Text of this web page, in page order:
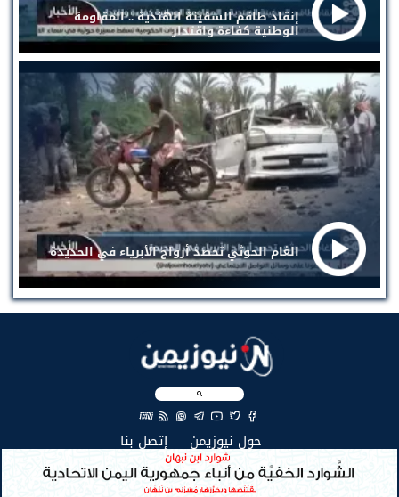
إنقاذ طاقم السفينة الهندية .. المقاومة
الوطنية كفاءة واقتدار
الغام الحوثي تحصد أرواح الأبرياء في الحديدة
EN
حول نيوزيمن إتصل بنا
جميع الحقوق محفوظة لنيوزيمن © 2026